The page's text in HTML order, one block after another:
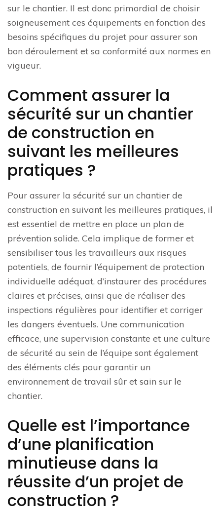
sur le chantier. Il est donc primordial de choisir
soigneusement ces équipements en fonction des
besoins spécifiques du projet pour assurer son
bon déroulement et sa conformité aux normes en
vigueur.
Comment assurer la
sécurité sur un chantier
de construction en
suivant les meilleures
pratiques ?
Pour assurer la sécurité sur un chantier de
construction en suivant les meilleures pratiques, il
est essentiel de mettre en place un plan de
prévention solide. Cela implique de former et
sensibiliser tous les travailleurs aux risques
potentiels, de fournir l’équipement de protection
individuelle adéquat, d’instaurer des procédures
claires et précises, ainsi que de réaliser des
inspections régulières pour identifier et corriger
les dangers éventuels. Une communication
efficace, une supervision constante et une culture
de sécurité au sein de l’équipe sont également
des éléments clés pour garantir un
environnement de travail sûr et sain sur le
chantier.
Quelle est l’importance
d’une planification
minutieuse dans la
réussite d’un projet de
construction ?